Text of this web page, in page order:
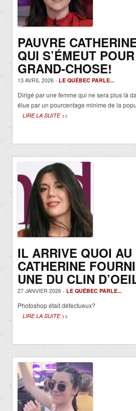
PAUVRE
QUI S’ÉMEUT
GRAND-CHOSE!
13 AVRIL 2026 - LE QUÉBEC PARLE...
Dirigé par une femme qui ne sera plus là
élue par un pourcentage minime de la
LIRE LA SUITE >>
IL ARRIVE QUOI
CATHERINE
UNE DU CLIN
27 JANVIER 2026 - LE QUÉBEC PARLE...
Photoshop était défectueux?
LIRE LA SUITE >>